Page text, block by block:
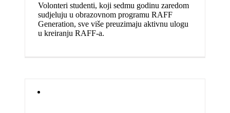
Volonteri studenti, koji sedmu godinu zaredom
sudjeluju u obrazovnom programu RAFF
Generation, sve više preuzimaju aktivnu ulogu
u kreiranju RAFF-a.